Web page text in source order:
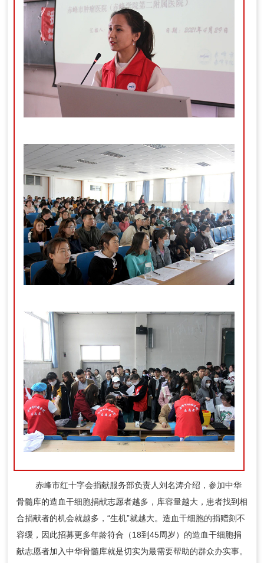
赤峰市红十字会捐献服务部负责人刘名涛介绍，参加中华
骨髓库的造血干细胞捐献志愿者越多，库容量越大，患者找到相
合捐献者的机会就越多，“生机”就越大。造血干细胞的捐赠刻不
容缓，因此招募更多年龄符合（18到45周岁）的造血干细胞捐
献志愿者加入中华骨髓库就是切实为最需要帮助的群众办实事。